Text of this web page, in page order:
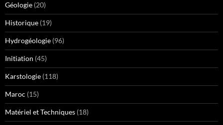
Géologie (20)
Historique (19)
Hydrogéologie (96)
Initiation (45)
Karstologie (118)
Maroc (15)
Matériel et Techniques (18)